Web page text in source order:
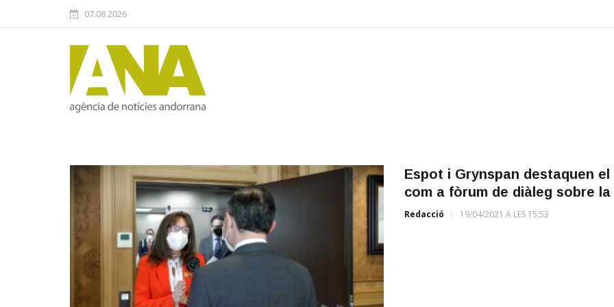
07.08.2026
Espot i Grynspan destaquen
com a fòrum de diàleg sobre
Redacció 19/04/2021 A LES 15:53